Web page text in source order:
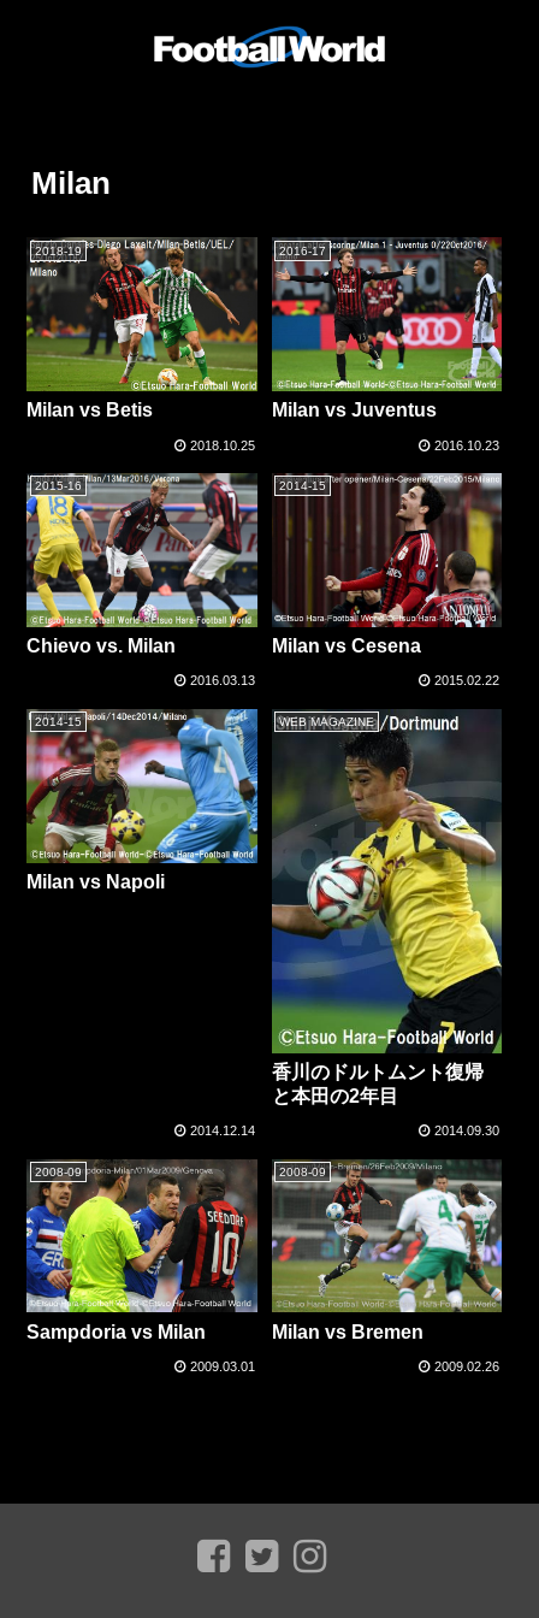
Milan
2018-19
Milan vs Betis
2018.10.25
2016-17
Milan vs Juventus
2016.10.23
2015-16
Chievo vs. Milan
2016.03.13
2014-15
Milan vs Cesena
2015.02.22
2014-15
Milan vs Napoli
2014.12.14
WEB MAGAZINE
香川のドルトムント復帰
と本田の2年目
2014.09.30
2008-09
Sampdoria vs Milan
2009.03.01
2008-09
Milan vs Bremen
2009.02.26